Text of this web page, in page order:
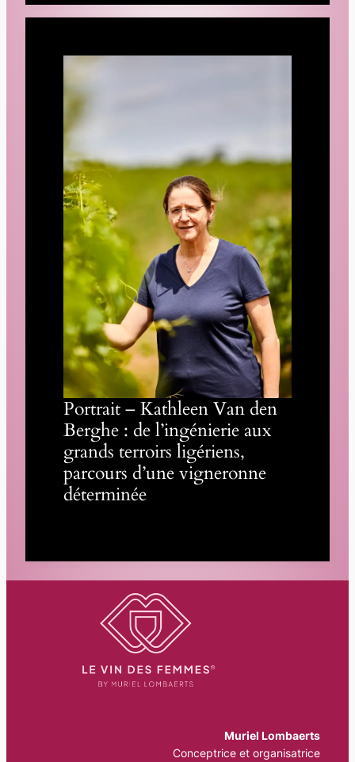
Portrait – Kathleen Van den
Berghe : de l’ingénierie aux
grands terroirs ligériens,
parcours d’une vigneronne
déterminée
Muriel Lombaerts
Conceptrice et organisatrice